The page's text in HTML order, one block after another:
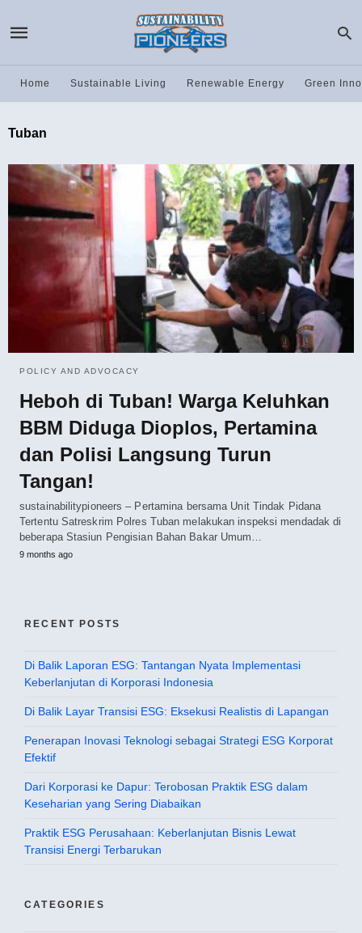
Home Sustainable Living Renewable Energy Green
Tuban
POLICY AND ADVOCACY
Heboh di Tuban! Warga Keluhkan
BBM Diduga Dioplos, Pertamina
dan Polisi Langsung Turun
Tangan!
sustainabilitypioneers – Pertamina bersama Unit Tindak Pidana
Tertentu Satreskrim Polres Tuban melakukan inspeksi mendadak di
beberapa Stasiun Pengisian Bahan Bakar Umum…
9 months ago
RECENT POSTS
Di Balik Laporan ESG: Tantangan Nyata Implementasi
Keberlanjutan di Korporasi Indonesia
Di Balik Layar Transisi ESG: Eksekusi Realistis di Lapangan
Penerapan Inovasi Teknologi sebagai Strategi ESG Korporat
Efektif
Dari Korporasi ke Dapur: Terobosan Praktik ESG dalam
Keseharian yang Sering Diabaikan
Praktik ESG Perusahaan: Keberlanjutan Bisnis Lewat
Transisi Energi Terbarukan
CATEGORIES